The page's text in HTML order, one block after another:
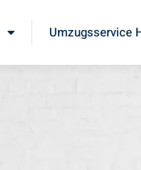
Umzugsservice